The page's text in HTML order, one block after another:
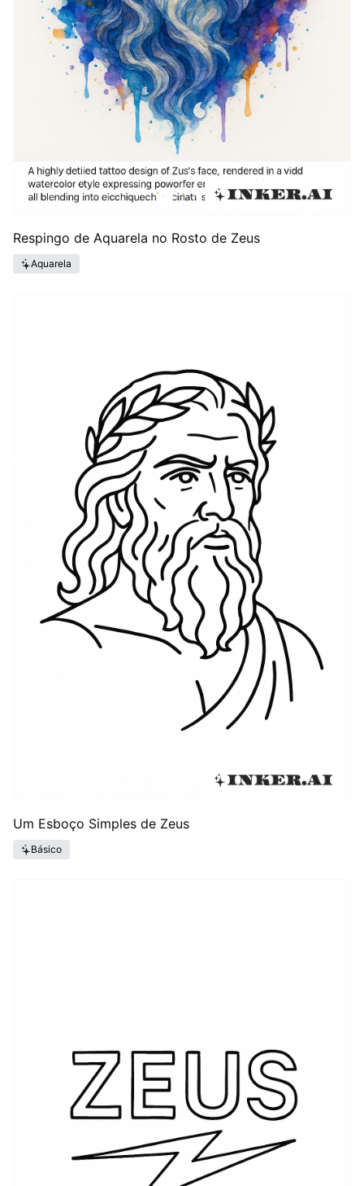
Respingo de Aquarela no Rosto de Zeus
Aquarela
Um Esboço Simples de Zeus
Básico